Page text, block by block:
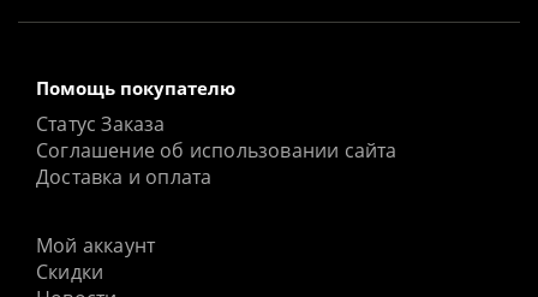
Помощь покупателю
Статус Заказа
Соглашение об использовании сайта
Доставка и оплата
Мой аккаунт
Скидки